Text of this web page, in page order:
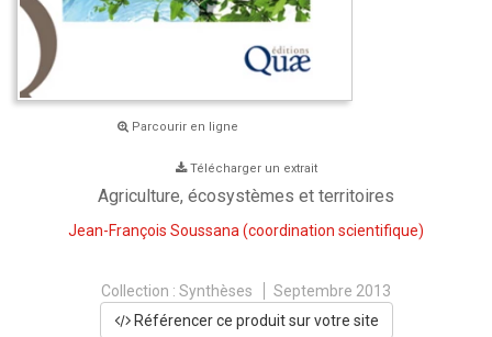
Parcourir en ligne
Télécharger un extrait
Agriculture, écosystèmes et territoires
Jean-François Soussana (coordination scientifique)
Collection : Synthèses
Septembre 2013
Référencer ce produit sur votre site